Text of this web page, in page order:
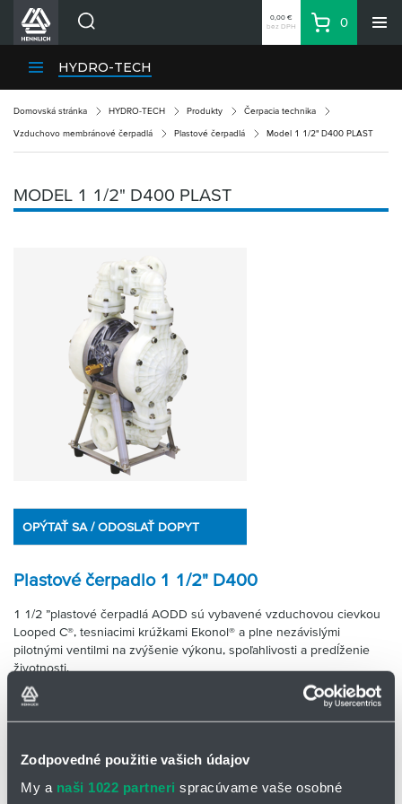
Zodpovedné použitie vašich údajov
My a naši 1022 partneri spracúvame vaše osobné
Divízie HENNLICH
Kariéra
Kontakty
Prihlásenie
Nákupný zoznam
Partner Zone
0,00 €
bez DPH
Košík
0
HYDRO-TECH
Domovská stránka HYDRO-TECH Produkty Čerpacia technika
Vzduchovo membránové čerpadlá Plastové čerpadlá Model 1 1/2" D400 PLAST
MODEL 1 1/2" D400 PLAST
OPÝTAŤ SA / ODOSLAŤ DOPYT
Plastové čerpadlo 1 1/2" D400
1 1/2 ”plastové čerpadlá AODD sú vybavené vzduchovou cievkou
Looped C®, tesniacimi krúžkami Ekonol® a plne nezávislými
pilotnými ventilmi na zvýšenie výkonu, spoľahlivosti a predĺženie
životnosti.
Neobsahujú 100% oleja ani mazivá
Plne priskrutkované telo
Špecifikácia čerpadla